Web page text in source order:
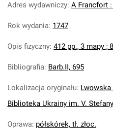
Adres wydawniczy: A Francfort
Rok wydania: 1747
Opis fizyczny: 412 pp., 3 mapy ;
Bibliografia: Barb.II, 695
Lokalizacja oryginału:
Biblioteka Ukrainy im. V.
Oprawa: półskórek, tł. złoc.